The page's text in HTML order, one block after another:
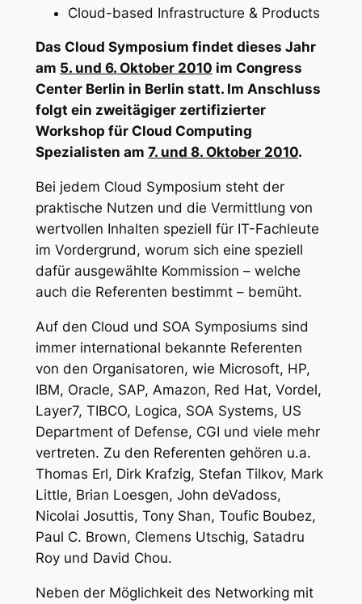
Cloud-based Infrastructure & Products
Das Cloud Symposium findet dieses Jahr
am 5. und 6. Oktober 2010 im Congress
Center Berlin in Berlin statt. Im Anschluss
folgt ein zweitägiger zertifizierter
Workshop für Cloud Computing
Spezialisten am 7. und 8. Oktober 2010.
Bei jedem Cloud Symposium steht der
praktische Nutzen und die Vermittlung von
wertvollen Inhalten speziell für IT-Fachleute
im Vordergrund, worum sich eine speziell
dafür ausgewählte Kommission – welche
auch die Referenten bestimmt – bemüht.
Auf den Cloud und SOA Symposiums sind
immer international bekannte Referenten
von den Organisatoren, wie Microsoft, HP,
IBM, Oracle, SAP, Amazon, Red Hat, Vordel,
Layer7, TIBCO, Logica, SOA Systems, US
Department of Defense, CGI und viele mehr
vertreten. Zu den Referenten gehören u.a.
Thomas Erl, Dirk Krafzig, Stefan Tilkov, Mark
Little, Brian Loesgen, John deVadoss,
Nicolai Josuttis, Tony Shan, Toufic Boubez,
Paul C. Brown, Clemens Utschig, Satadru
Roy und David Chou.
Neben der Möglichkeit des Networking mit